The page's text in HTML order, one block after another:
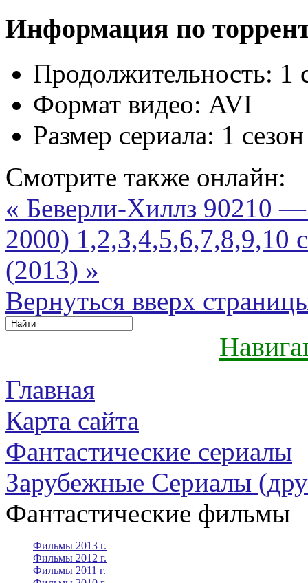
Информация по
Продолжительность: 1
Формат видео: AVI
Размер сериала: 1
Смотрите также онлайн:
« Беверли-Хиллз 90210
2000) 1,2,3,4,5,6,7,8,9,10
(2013) »
Вернуться вверх
Главная
Карта сайта
Фантастические сериалы
Зарубежные Сериалы
Фантастические фильмы
Фильмы 2013 г.
Фильмы 2012 г.
Фильмы 2011 г.